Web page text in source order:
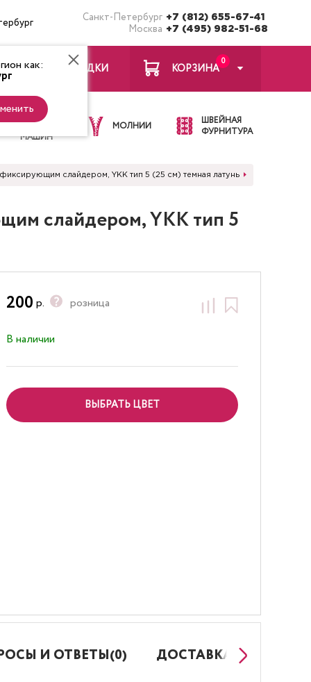
Санкт-Петербург +7 (812) 655-67-41
Москва +7 (495) 982-51-68
как: ЗАКЛАДКИ
0
КОРЗИНА
ИГЛЫ ДЛЯ
ШВЕЙНЫХ
МАШИН
МОЛНИИ
ШВЕЙНАЯ
ФУРНИТУРА
слайдером, YKK тип 5 (25 см) темная латунь
слайдером, YKK тип 5
200 р. розница
В наличии
ВЫБРАТЬ ЦВЕТ
И ОТВЕТЫ(0) ДОСТАВКА И ОПЛАТА